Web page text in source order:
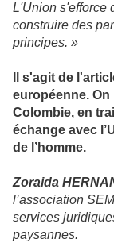
L'Union s'efforce
construire des
principes. »
Il s'agit de
européenne.
Colombie, en
échange avec
de l’homme.
Zoraida
l’association
services
paysannes.